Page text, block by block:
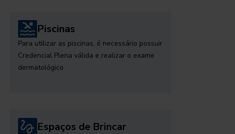
Piscinas
Para utilizar as piscinas, é necessário possuir
Credencial Plena válida e realizar o exame
dermatológico
Espaços de Brincar